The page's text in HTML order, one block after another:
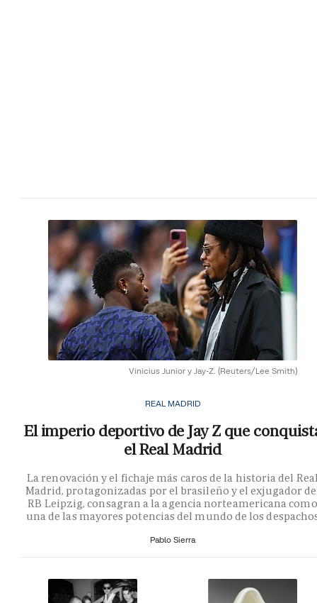
Vinicius Junior y Jay-Z. (Reuters/Lee Smith)
REAL MADRID
El imperio deportivo de Jay Z que
el Real Madrid
La renovación y el fichaje más caros de la historia del
Madrid, protagonizadas por el brasileño y el exjugador
RB Leipzig, consagran a la agencia norteamericana como
una de las mayores potencias del mundo de los
Pablo Sierra